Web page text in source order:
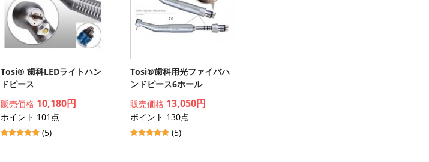
Tosi® 歯科LEDライトハン
ドピース
販売価格 10,180円
ポイント 101点
(5)
Tosi®歯科用光ファイバハ
ンドピース6ホール
販売価格 13,050円
ポイント 130点
(5)